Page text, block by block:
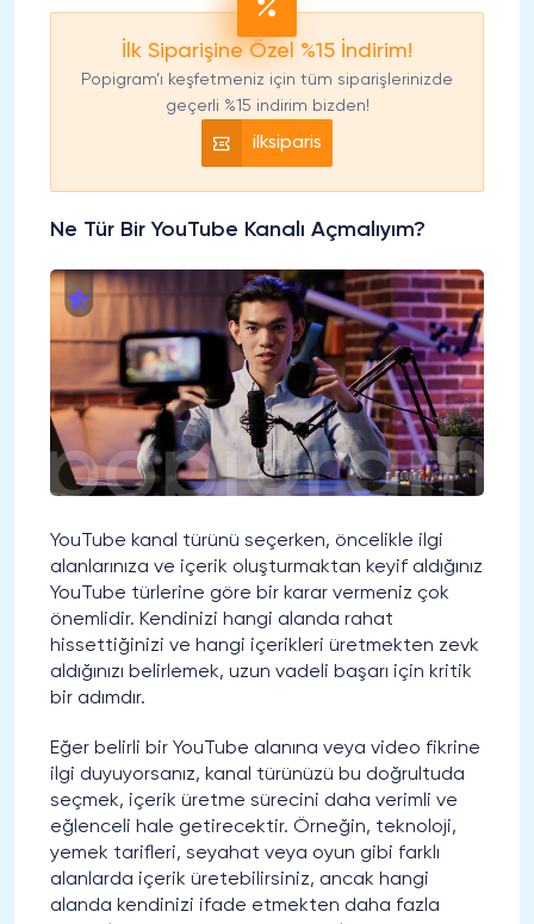
İlk Siparişine Özel %15 İndirim!
Popigram’ı keşfetmeniz için tüm siparişlerinizde
geçerli %15 indirim bizden!
ilksiparis
Ne Tür Bir YouTube Kanalı Açmalıyım?
YouTube kanal türünü seçerken, öncelikle ilgi
alanlarınıza ve içerik oluşturmaktan keyif aldığınız
YouTube türlerine göre bir karar vermeniz çok
önemlidir. Kendinizi hangi alanda rahat
hissettiğinizi ve hangi içerikleri üretmekten zevk
aldığınızı belirlemek, uzun vadeli başarı için kritik
bir adımdır.
Eğer belirli bir YouTube alanına veya video fikrine
ilgi duyuyorsanız, kanal türünüzü bu doğrultuda
seçmek, içerik üretme sürecini daha verimli ve
eğlenceli hale getirecektir. Örneğin, teknoloji,
yemek tarifleri, seyahat veya oyun gibi farklı
alanlarda içerik üretebilirsiniz, ancak hangi
alanda kendinizi ifade etmekten daha fazla